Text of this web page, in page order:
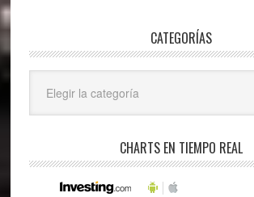
CATEGORÍAS
CHARTS EN TIEMPO REAL